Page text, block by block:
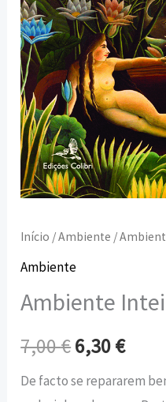
Início /Ambiente /
Ambiente
Ambiente
7,00€6,30€
De facto se repararem